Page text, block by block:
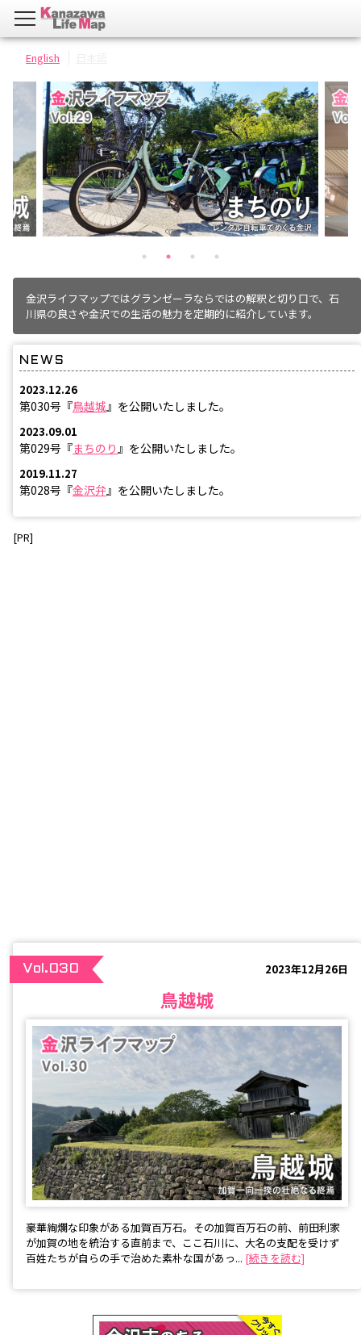
English
金沢ライフマップではグランゼーラならではの解釈と切り口で、石
川県の良さや金沢での生活の魅力を定期的に紹介しています。
NEWS
2023.12.26
第030号『鳥越城』を公開いたしました。
2023.09.01
第029号『まちのり』を公開いたしました。
2019.11.27
第028号『金沢弁』を公開いたしました。
[PR]
Vol.030 2023年12月26日
鳥越城
豪華絢爛な印象がある加賀百万石。その加賀百万石の前、前田利家
が加賀の地を統治する直前まで、ここ石川に、大名の支配を受けず
百姓たちが自らの手で治めた素朴な国があっ... [続きを読む]